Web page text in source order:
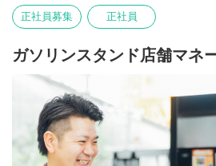
参加
・所属ケアマネージャーへの指導・育成
・その他店舗運営管理に関わる業務 など
正社員募集 正社員
ガソリンスタンド店舗マネ